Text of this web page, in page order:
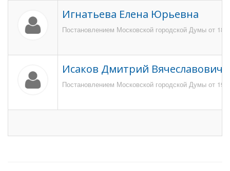
Игнатьева Елена Юрьевна
Постановлением Московской городской Думы от 18
Исаков Дмитрий Вячеславович
Постановлением Московской городской Думы от 19